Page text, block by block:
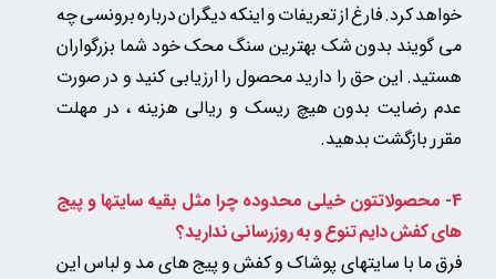
خواهد کرد. فارغ از تعریفات و اینکه دیگران درباره برونسی چه
می گویند بدون شک بهترین سنگ محک خود شما بزرگواران
هستید. این حق را دارید محصول را ارزیابی کنید و در صورت
عدم رضایت بدون هیچ ریسک و ریالی هزینه ، در مهلت
مقرر بازگشت بدهید.
4- محصولاتتون خیلی محدوده چرا مثل بقیه سایتها و پیج
های کفش دایم تنوع و به روزرسانی ندارید؟
فرق ما با سایتهای پوشاک و کفش و پیج های مد و لباس این